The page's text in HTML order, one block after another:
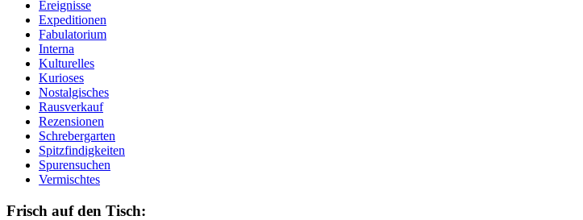
Ereignisse
Expeditionen
Fabulatorium
Interna
Kulturelles
Kurioses
Nostalgisches
Rausverkauf
Rezensionen
Schrebergarten
Spitzfindigkeiten
Spurensuchen
Vermischtes
Frisch auf den Tisch: